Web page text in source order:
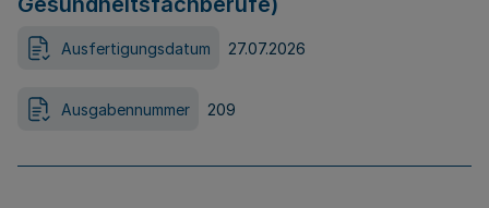
Ausfertigungsdatum 27.07.2026
Ausgabennummer 209